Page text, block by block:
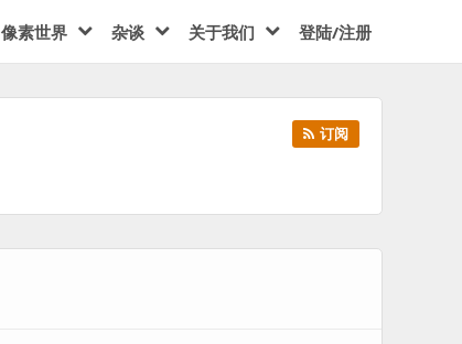
像素世界 杂谈 关于我们 登陆/注册
订阅